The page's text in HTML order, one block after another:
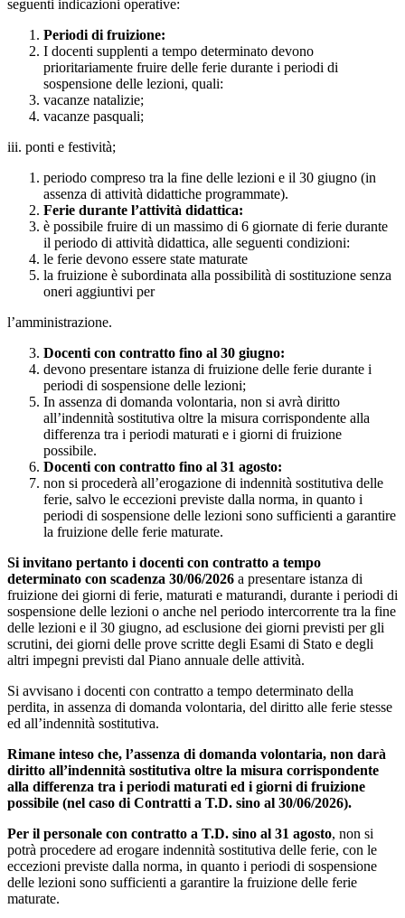
seguenti indicazioni operative:
Periodi di fruizione:
I docenti supplenti a tempo determinato devono
prioritariamente fruire delle ferie durante i periodi di
sospensione delle lezioni, quali:
vacanze natalizie;
vacanze pasquali;
iii. ponti e festività;
periodo compreso tra la fine delle lezioni e il 30 giugno (in
assenza di attività didattiche programmate).
Ferie durante l’attività didattica:
è possibile fruire di un massimo di 6 giornate di ferie durante
il periodo di attività didattica, alle seguenti condizioni:
le ferie devono essere state maturate
la fruizione è subordinata alla possibilità di sostituzione senza
oneri aggiuntivi per
l’amministrazione.
Docenti con contratto fino al 30 giugno:
devono presentare istanza di fruizione delle ferie durante i
periodi di sospensione delle lezioni;
In assenza di domanda volontaria, non si avrà diritto
all’indennità sostitutiva oltre la misura corrispondente alla
differenza tra i periodi maturati e i giorni di fruizione
possibile.
Docenti con contratto fino al 31 agosto:
non si procederà all’erogazione di indennità sostitutiva delle
ferie, salvo le eccezioni previste dalla norma, in quanto i
periodi di sospensione delle lezioni sono sufficienti a garantire
la fruizione delle ferie maturate.
Si invitano pertanto i docenti con contratto a tempo
determinato con scadenza 30/06/2026 a presentare istanza di
fruizione dei giorni di ferie, maturati e maturandi, durante i periodi di
sospensione delle lezioni o anche nel periodo intercorrente tra la fine
delle lezioni e il 30 giugno, ad esclusione dei giorni previsti per gli
scrutini, dei giorni delle prove scritte degli Esami di Stato e degli
altri impegni previsti dal Piano annuale delle attività.
Si avvisano i docenti con contratto a tempo determinato della
perdita, in assenza di domanda volontaria, del diritto alle ferie stesse
ed all’indennità sostitutiva.
Rimane inteso che, l’assenza di domanda volontaria, non darà
diritto all’indennità sostitutiva oltre la misura corrispondente
alla differenza tra i periodi maturati ed i giorni di fruizione
possibile (nel caso di Contratti a T.D. sino al 30/06/2026).
Per il personale con contratto a T.D. sino al 31 agosto, non si
potrà procedere ad erogare indennità sostitutiva delle ferie, con le
eccezioni previste dalla norma, in quanto i periodi di sospensione
delle lezioni sono sufficienti a garantire la fruizione delle ferie
maturate.